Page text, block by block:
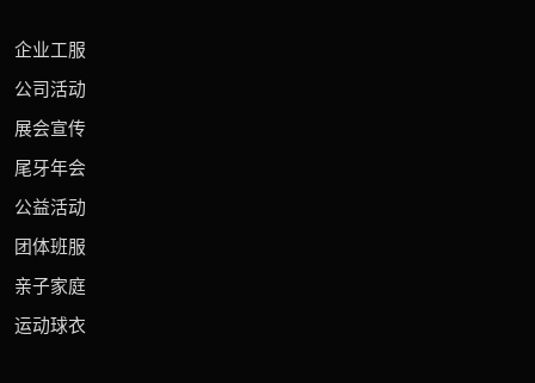
企业工服
公司活动
展会宣传
尾牙年会
公益活动
团体班服
亲子家庭
运动球衣